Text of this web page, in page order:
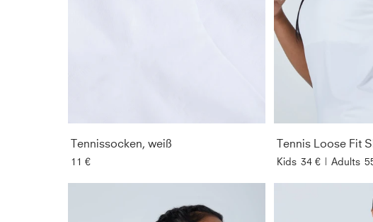
Tennissocken, weiß
11 €
Tennis Loose Fit
Kids 34 € | Adults